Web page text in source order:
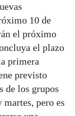
10 de
el próximo
el plazo
primera
previsto
de los grupos
pero es